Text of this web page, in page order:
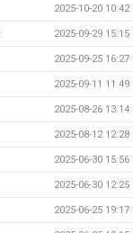
2025-10-20 10:42
2025-09-29 15:15
2025-09-25 16:27
2025-09-11 11:49
2025-08-26 13:14
2025-08-12 12:28
2025-06-30 15:56
2025-06-30 12:25
2025-06-25 19:17